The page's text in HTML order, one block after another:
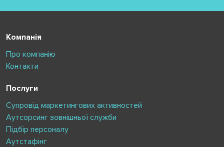
Компанія
Про компанію
Контакти
Послуги
Супровід маркетингових активностей
Аутсорсинг зовнішньої служби
Підбір персоналу
Аутстафінг